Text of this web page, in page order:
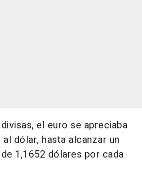
el euro se apreciaba
dólar, hasta alcanzar un
1,1652 dólares por cada